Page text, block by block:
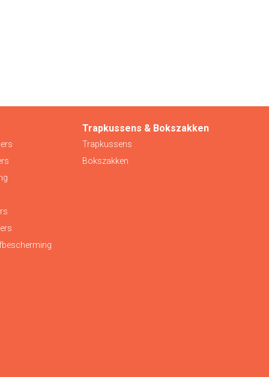
Trapkussens & Bokszakken
Trapkussens
Bokszakken